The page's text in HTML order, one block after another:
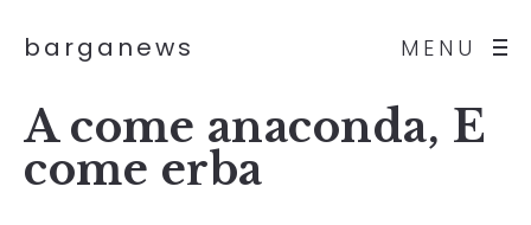
MENU
barganews
A come anaconda, E
come erba